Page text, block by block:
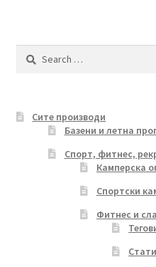
Search
Сите производи
Базени и летна
Спорт, фитнес,
Камперска
Спортски
Фитнес и